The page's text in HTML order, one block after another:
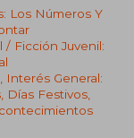
Los Números Y
/ Ficción Juvenil:
Interés General:
Días Festivos,